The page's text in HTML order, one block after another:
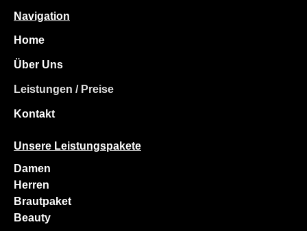
Navigation
Home
Über Uns
Leistungen / Preise
Kontakt
Unsere Leistungspakete
Damen
Herren
Brautpaket
Beauty